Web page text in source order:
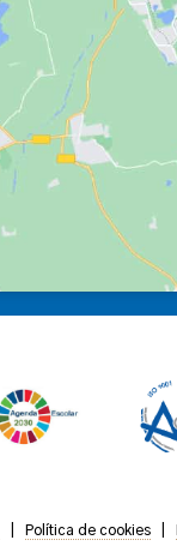
Política de cookies|